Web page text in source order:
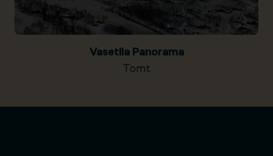
Vasetlia Panorama
Tomt